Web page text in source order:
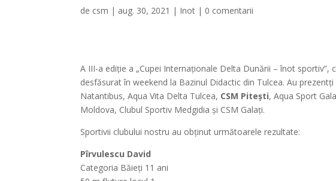
de csm | aug. 30, 2021 | Inot | 0 comentarii
A III-a ediţie a „Cupei Internaţionale Delta Dunării – înot
desfăsurat în weekend la Bazinul Didactic din Tulcea. Au
Natantibus, Aqua Vita Delta Tulcea, CSM Piteşti, Aqua Sport
Moldova, Clubul Sportiv Medgidia şi CSM Galaţi.
Sportivii clubului nostru au obţinut următoarele rezultate:
Pîrvulescu David
Categoria Băieți 11 ani